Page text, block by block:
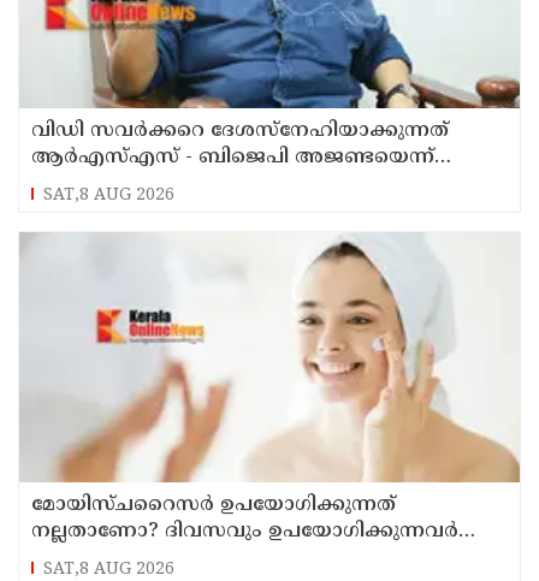
വിഡി സവര്‍ക്കറെ ദേശസ്‌നേഹിയാക്കുന്നത്
ആര്‍എസ്എസ് - ബിജെപി അജണ്ടയെന്ന്
മുതിര്‍ന്ന മുസ്ലീം ലീഗ് നേതാവ് എംകെ മുനീര്‍
SAT,8 AUG 2026
മോയിസ്ചറൈസർ ഉപയോഗിക്കുന്നത്
നല്ലതാണോ? ദിവസവും ഉപയോഗിക്കുന്നവർ
ഇക്കാര്യങ്ങൾ അറിയണം
SAT,8 AUG 2026